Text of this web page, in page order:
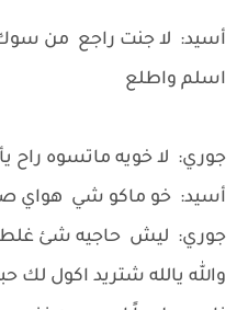
أسيد: لا جنت راجع من
اسلم واطلع
جوري: لا خويه ماتسوه راح
أسيد: خو ماكو شي هواي
جوري: ليش حاجيه شئ
والله يالله شتريد اكول